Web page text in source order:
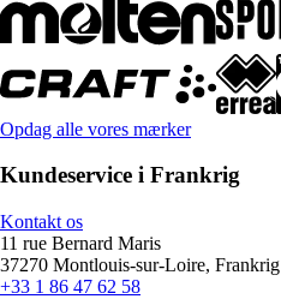
Opdag alle vores mærker
Kundeservice i Frankrig
Kontakt os
11 rue Bernard Maris
37270 Montlouis-sur-Loire, Frankrig
+33 1 86 47 62 58